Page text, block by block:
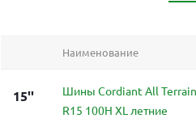
Наименование
15''
Шины Cordiant All
R15 100H XL летние